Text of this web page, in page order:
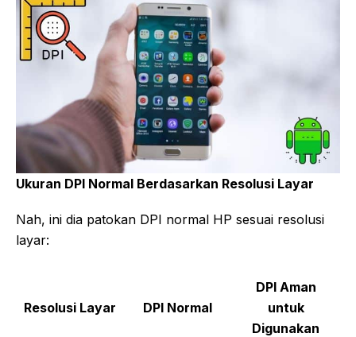
Ukuran DPI Normal Berdasarkan Resolusi Layar
Nah, ini dia patokan DPI normal HP sesuai resolusi
layar:
Resolusi Layar DPI Normal
DPI Aman
untuk
Digunakan